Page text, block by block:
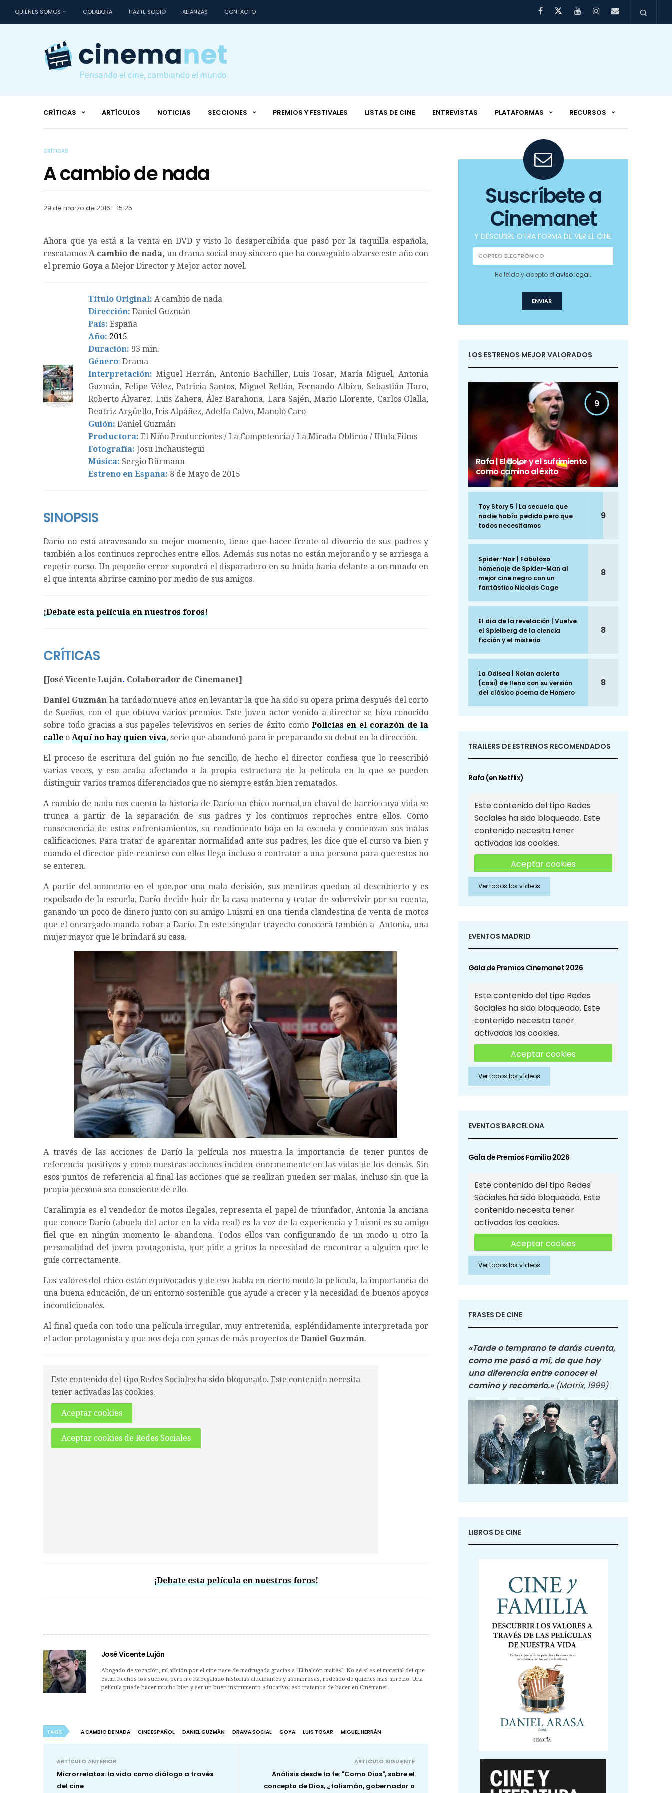
QUIÉNES SOMOS COLABORA HAZTE SOCIO ALIANZAS CONTACTO
CRÍTICAS ARTÍCULOS NOTICIAS SECCIONES PREMIOS Y FESTIVALES LISTAS DE CINE ENTREVISTAS PLATAFORMAS RECURSOS
CRÍTICAS
A cambio de nada
29 de marzo de 2016 - 15:25
Ahora que ya está a la venta en DVD y visto lo desapercibida que pasó por la taquilla española,
rescatamos A cambio de nada, un drama social muy sincero que ha conseguido alzarse este año con
el premio Goya a Mejor Director y Mejor actor novel.
Título Original: A cambio de nada
Dirección: Daniel Guzmán
País: España
Año: 2015
Duración: 93 min.
Género: Drama
Interpretación: Miguel Herrán, Antonio Bachiller, Luis Tosar, María Miguel, Antonia
Guzmán, Felipe Vélez, Patricia Santos, Miguel Rellán, Fernando Albizu, Sebastián Haro,
Roberto Álvarez, Luis Zahera, Ález Barahona, Lara Sajén, Mario Llorente, Carlos Olalla,
Beatriz Argüello, Iris Alpáñez, Adelfa Calvo, Manolo Caro
Guión: Daniel Guzmán
Productora: El Niño Producciones / La Competencia / La Mirada Oblicua / Ulula Films
Fotografía: Josu Inchaustegui
Música: Sergio Bürmann
Estreno en España: 8 de Mayo de 2015
SINOPSIS
Darío no está atravesando su mejor momento, tiene que hacer frente al divorcio de sus padres y
también a los continuos reproches entre ellos. Además sus notas no están mejorando y se arriesga a
repetir curso. Un pequeño error supondrá el disparadero en su huida hacia delante a un mundo en
el que intenta abrirse camino por medio de sus amigos.
¡Debate esta película en nuestros foros!
CRÍTICAS
[José Vicente Luján. Colaborador de Cinemanet]
Daniel Guzmán ha tardado nueve años en levantar la que ha sido su opera prima después del corto
de Sueños, con el que obtuvo varios premios. Este joven actor venido a director se hizo conocido
sobre todo gracias a sus papeles televisivos en series de éxito como Policías en el corazón de la
calle o Aquí no hay quien viva, serie que abandonó para ir preparando su debut en la dirección.
El proceso de escritura del guión no fue sencillo, de hecho el director confiesa que lo reescribió
varias veces, y eso acaba afectando a la propia estructura de la película en la que se pueden
distinguir varios tramos diferenciados que no siempre están bien rematados.
A cambio de nada nos cuenta la historia de Darío un chico normal,un chaval de barrio cuya vida se
trunca a partir de la separación de sus padres y los continuos reproches entre ellos. Como
consecuencia de estos enfrentamientos, su rendimiento baja en la escuela y comienzan sus malas
calificaciones. Para tratar de aparentar normalidad ante sus padres, les dice que el curso va bien y
cuando el director pide reunirse con ellos llega incluso a contratar a una persona para que estos no
se enteren.
A partir del momento en el que,por una mala decisión, sus mentiras quedan al descubierto y es
expulsado de la escuela, Darío decide huir de la casa materna y tratar de sobrevivir por su cuenta,
ganando un poco de dinero junto con su amigo Luismi en una tienda clandestina de venta de motos
que el encargado manda robar a Darío. En este singular trayecto conocerá también a Antonia, una
mujer mayor que le brindará su casa.
A través de las acciones de Darío la película nos muestra la importancia de tener puntos de
referencia positivos y como nuestras acciones inciden enormemente en las vidas de los demás. Sin
esos puntos de referencia al final las acciones que se realizan pueden ser malas, incluso sin que la
propia persona sea consciente de ello.
Caralimpia es el vendedor de motos ilegales, representa el papel de triunfador, Antonia la anciana
que conoce Darío (abuela del actor en la vida real) es la voz de la experiencia y Luismi es su amigo
fiel que en ningún momento le abandona. Todos ellos van configurando de un modo u otro la
personalidad del joven protagonista, que pide a gritos la necesidad de encontrar a alguien que le
guíe correctamente.
Los valores del chico están equivocados y de eso habla en cierto modo la película, la importancia de
una buena educación, de un entorno sostenible que ayude a crecer y la necesidad de buenos apoyos
incondicionales.
Al final queda con todo una película irregular, muy entretenida, espléndidamente interpretada por
el actor protagonista y que nos deja con ganas de más proyectos de Daniel Guzmán.
Este contenido del tipo Redes Sociales ha sido bloqueado. Este contenido necesita
tener activadas las cookies.
Aceptar cookies
Aceptar cookies de Redes Sociales
¡Debate esta película en nuestros foros!
José Vicente Luján
Abogado de vocación, mi afición por el cine nace de madrugada gracias a "El halcón maltés". No sé si es el material del que
están hechos los sueños, pero me ha regalado historias alucinantes y asombrosas, rodeado de quienes más aprecio. Una
película puede hacer mucho bien y ser un buen instrumento educativo: eso tratamos de hacer en Cinemanet.
TAGS A CAMBIO DE NADA CINE ESPAÑOL DANIEL GUZMÁN DRAMA SOCIAL GOYA LUIS TOSAR MIGUEL HERRÁN
ARTÍCULO ANTERIOR
Microrrelatos: la vida como diálogo a través
del cine
ARTÍCULO SIGUIENTE
Análisis desde la fe: "Como Dios", sobre el
concepto de Dios, ¿talismán, gobernador o
Suscríbete a
Cinemanet
Y DESCUBRE OTRA FORMA DE VER EL CINE
He leído y acepto elaviso legal.
LOS ESTRENOS MEJOR VALORADOS
9
Rafa | El dolor y el sufrimiento
como camino al éxito
Toy Story 5 | La secuela que
nadie había pedido pero que
todos necesitamos
9
Spider-Noir | Fabuloso
homenaje de Spider-Man al
mejor cine negro con un
fantástico Nicolas Cage
8
El día de la revelación | Vuelve
el Spielberg de la ciencia
ficción y el misterio
8
La Odisea | Nolan acierta
(casi) de lleno con su versión
del clásico poema de Homero
8
TRAILERS DE ESTRENOS RECOMENDADOS
Rafa (en Netflix)
Este contenido del tipo Redes
Sociales ha sido bloqueado. Este
contenido necesita tener
activadas las cookies.
Aceptar cookies
Aceptar cookies de Redes
Sociales
Ver todos los vídeos
EVENTOS MADRID
Gala de Premios Cinemanet 2026
Este contenido del tipo Redes
Sociales ha sido bloqueado. Este
contenido necesita tener
activadas las cookies.
Aceptar cookies
Aceptar cookies de Redes
Sociales
Ver todos los vídeos
EVENTOS BARCELONA
Gala de Premios Familia 2026
Este contenido del tipo Redes
Sociales ha sido bloqueado. Este
contenido necesita tener
activadas las cookies.
Aceptar cookies
Aceptar cookies de Redes
Sociales
Ver todos los vídeos
FRASES DE CINE
«Tarde o temprano te darás cuenta,
como me pasó a mí, de que hay
una diferencia entre conocer el
camino y recorrerlo.» (Matrix, 1999)
LIBROS DE CINE